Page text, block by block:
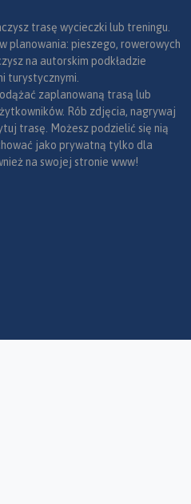
trasę wycieczki lub treningu.
planowania: pieszego, rowerowych
na autorskim podkładzie
turystycznymi.
zaplanowaną trasą lub
Rób zdjęcia, nagrywaj
trasę. Możesz podzielić się nią
jako prywatną tylko dla
na swojej stronie www!